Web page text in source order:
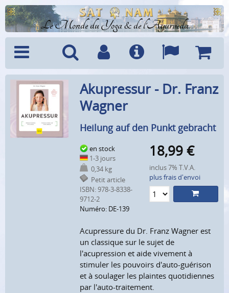
Le Monde du Yoga & de l'Ayurveda
Menu Recherche
CompteInfo LanguesPanier
Akupressur - Dr. Franz
Wagner
Heilung auf den Punkt gebracht
en stock
1-3 jours
0,34 kg
Petit article
ISBN: 978-3-8338-
9712-2
Numéro: DE-139
18,99 €
inclus 7% T.V.A.
plus frais d'envoi
Acupressure du Dr. Franz Wagner est
un classique sur le sujet de
l'acupression et aide vivement à
stimuler les pouvoirs d'auto-guérison
et à soulager les plaintes quotidiennes
par l'auto-traitement.